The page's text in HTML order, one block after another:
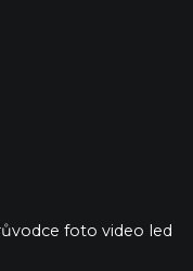
foto video led